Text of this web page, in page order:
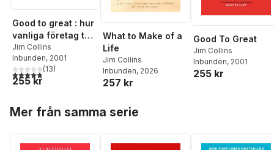
Good to great : hur
vanliga företag tar
språnget till
mästarklass
Jim Collins
Inbunden, 2001
4,8utav 5 stjärnor. Totalt antal röster:
(13)
255 kr
What to Make of a
Life
Jim Collins
Inbunden, 2026
257 kr
Good To Great
Jim Collins
Inbunden, 2001
255 kr
Mer från samma serie